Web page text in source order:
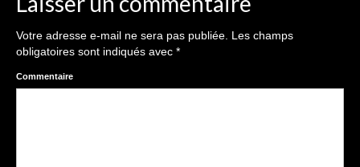
Reportages / Nature morte
Galeries Privées
séance du 25.04.26
Votre adresse e-mail ne sera pas publiée. Les champs
obligatoires sont indiqués avec *
Commentaire